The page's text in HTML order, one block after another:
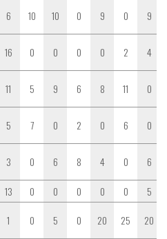
6 10 10 0 9 0 9
16 0 0 0 0 2 4
11 5 9 6 8 11 0
5 7 0 2 0 6 0
3 0 6 8 4 0 6
13 0 0 0 0 0
5
1 0 5 0 20 25 20